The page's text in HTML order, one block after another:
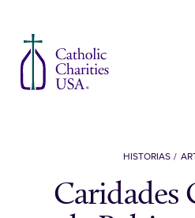
HISTORIAS
Caridades